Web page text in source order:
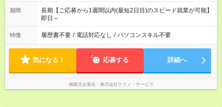
期間
長期【ご応募から1週間以内(最短2日目)のスピード就業が可能】
即日～
特徴 履歴書不要 / 電話対応なし / パソコンスキル不要
気になる！ 応募する 詳細へ
掲載元企業名 株式会社テクノ・サービス